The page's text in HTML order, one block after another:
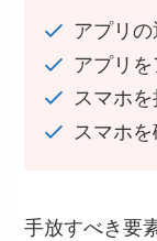
アプリの
アプリを
スマホを
スマホ
手放すべき要